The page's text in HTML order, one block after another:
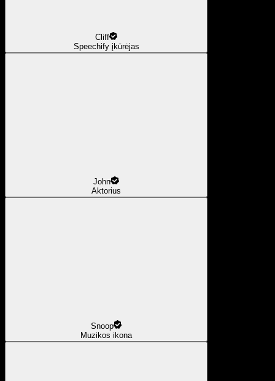
Cliff
Speechify įkūrėjas
John
Aktorius
Snoop
Muzikos ikona